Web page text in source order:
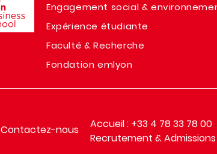
Engagement social &
Expérience étudiante
Faculté & Recherche
Fondation emlyon
Contactez-nous
Accueil : +33 4 78 33 78 00
Recrutement & Admissions